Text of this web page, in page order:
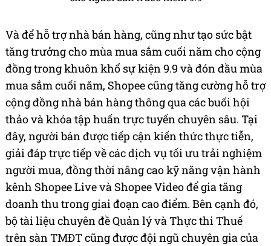
Và để hỗ trợ nhà bán hàng, cũng như tạo sức bật
tăng trưởng cho mùa mua sắm cuối năm cho cộng
đồng trong khuôn khổ sự kiện 9.9 và đón đầu mùa
mua sắm cuối năm, Shopee cũng tăng cường hỗ trợ
cộng đồng nhà bán hàng thông qua các buổi hội
thảo và khóa tập huấn trực tuyến chuyên sâu. Tại
đây, người bán được tiếp cận kiến thức thực tiễn,
giải đáp trực tiếp về các dịch vụ tối ưu trải nghiệm
người mua, đồng thời nâng cao kỹ năng vận hành
kênh Shopee Live và Shopee Video để gia tăng
doanh thu trong giai đoạn cao điểm. Bên cạnh đó,
bộ tài liệu chuyên đề Quản lý và Thực thi Thuế
trên sàn TMĐT cũng được đội ngũ chuyên gia của